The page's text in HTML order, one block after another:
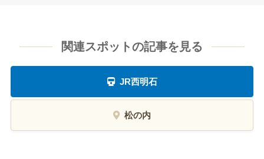
関連スポットの記事を見る
JR西明石
松の内